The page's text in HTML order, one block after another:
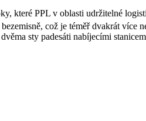
které PPL v oblasti udržitelné
což je téměř dvakrát
sty padesáti nabíjecími